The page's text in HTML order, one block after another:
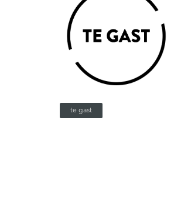
te gast